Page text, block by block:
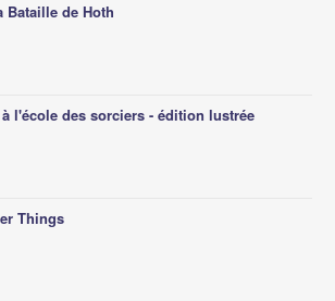
Bataille de Hoth
l'école des sorciers - édition lustrée
Things